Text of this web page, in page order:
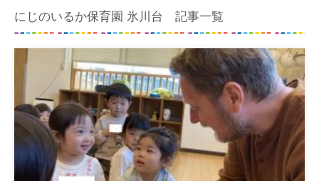
にじのいるか保育園 氷川台 記事一覧